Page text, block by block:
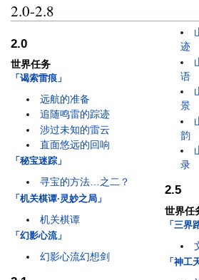
2.0-2.8
2.0
世界任务
「谒索雷痕」
远航的准备
追随鸣雷的踪迹
涉过未知的雷云
直面悠远的回响
「秘宝迷踪」
寻宝的方法…之二？
「机关棋谭·灵妙之局」
机关棋谭
「幻影心流」
幻影心流幻想剑
迹
语
景
韵
录
2.5
世界任
「三界
「神工